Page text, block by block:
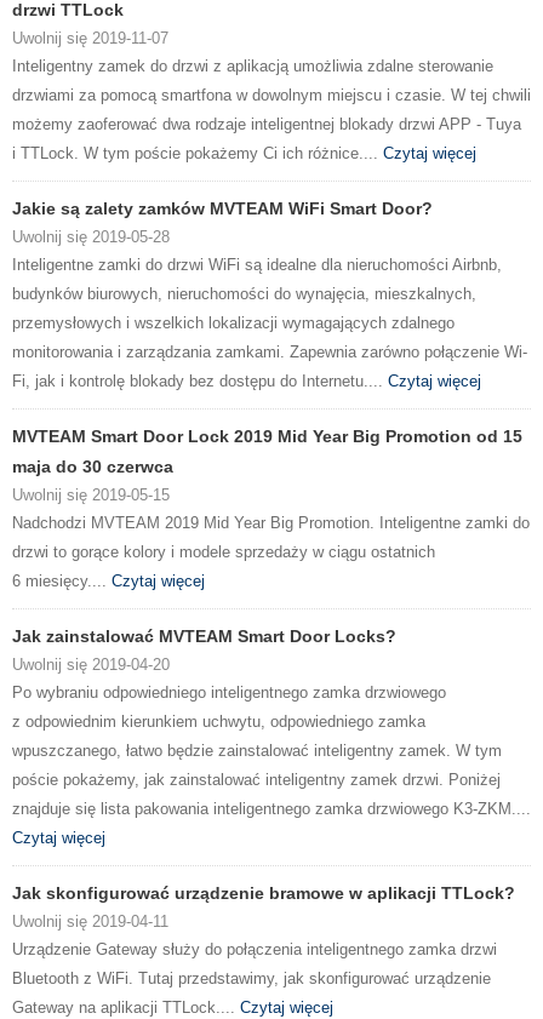
drzwi TTLock
Uwolnij się 2019-11-07
Inteligentny zamek do drzwi z aplikacją umożliwia zdalne sterowanie
drzwiami za pomocą smartfona w dowolnym miejscu i czasie. W tej chwili
możemy zaoferować dwa rodzaje inteligentnej blokady drzwi APP - Tuya
i TTLock. W tym poście pokażemy Ci ich różnice.... Czytaj więcej
Jakie są zalety zamków MVTEAM WiFi Smart Door?
Uwolnij się 2019-05-28
Inteligentne zamki do drzwi WiFi są idealne dla nieruchomości Airbnb,
budynków biurowych, nieruchomości do wynajęcia, mieszkalnych,
przemysłowych i wszelkich lokalizacji wymagających zdalnego
monitorowania i zarządzania zamkami. Zapewnia zarówno połączenie Wi-
Fi, jak i kontrolę blokady bez dostępu do Internetu.... Czytaj więcej
MVTEAM Smart Door Lock 2019 Mid Year Big Promotion od 15
maja do 30 czerwca
Uwolnij się 2019-05-15
Nadchodzi MVTEAM 2019 Mid Year Big Promotion. Inteligentne zamki do
drzwi to gorące kolory i modele sprzedaży w ciągu ostatnich
6 miesięcy.... Czytaj więcej
Jak zainstalować MVTEAM Smart Door Locks?
Uwolnij się 2019-04-20
Po wybraniu odpowiedniego inteligentnego zamka drzwiowego
z odpowiednim kierunkiem uchwytu, odpowiedniego zamka
wpuszczanego, łatwo będzie zainstalować inteligentny zamek. W tym
poście pokażemy, jak zainstalować inteligentny zamek drzwi. Poniżej
znajduje się lista pakowania inteligentnego zamka drzwiowego K3-ZKM....
Czytaj więcej
Jak skonfigurować urządzenie bramowe w aplikacji TTLock?
Uwolnij się 2019-04-11
Urządzenie Gateway służy do połączenia inteligentnego zamka drzwi
Bluetooth z WiFi. Tutaj przedstawimy, jak skonfigurować urządzenie
Gateway na aplikacji TTLock.... Czytaj więcej